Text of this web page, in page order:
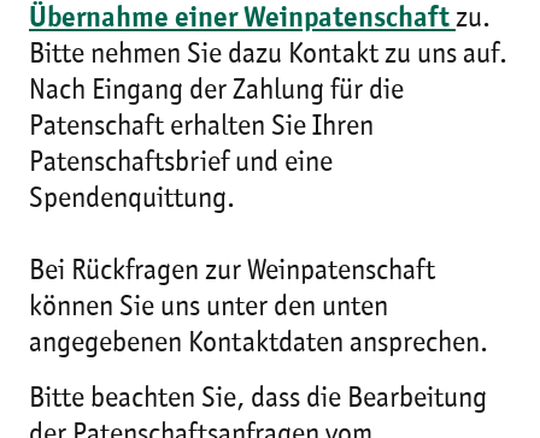
Übernahme einer Weinpatenschaft zu.
Bitte nehmen Sie dazu Kontakt zu uns auf.
Nach Eingang der Zahlung für die
Patenschaft erhalten Sie Ihren
Patenschaftsbrief und eine
Spendenquittung.
Bei Rückfragen zur Weinpatenschaft
können Sie uns unter den unten
angegebenen Kontaktdaten ansprechen.
Bitte beachten Sie, dass die Bearbeitung